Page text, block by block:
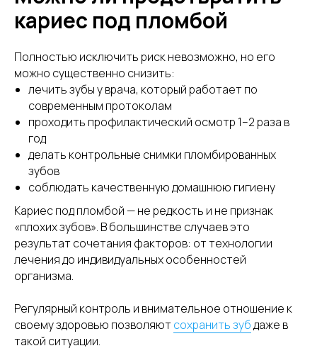
кариес под пломбой
Полностью исключить риск невозможно, но его
можно существенно снизить:
лечить зубы у врача, который работает по
современным протоколам
проходить профилактический осмотр 1–2 раза в
год
делать контрольные снимки пломбированных
зубов
соблюдать качественную домашнюю гигиену
Кариес под пломбой — не редкость и не признак
«плохих зубов». В большинстве случаев это
результат сочетания факторов: от технологии
лечения до индивидуальных особенностей
организма.
Регулярный контроль и внимательное отношение к
своему здоровью позволяютсохранить зубдаже в
такой ситуации.